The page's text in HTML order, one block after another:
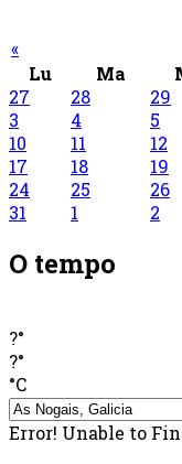
«
Lu
Ma
27
28 29
3
4 5
10
11 12
17
18 19
24
25 26
31
1 2
O tempo
?°
?°
°C
Error! Unable to